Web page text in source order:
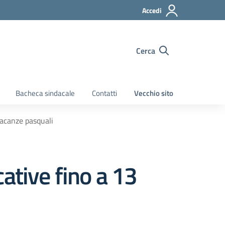
Accedi
Cerca
Bacheca sindacale Contatti Vecchio sito
pasquali
fino a 13